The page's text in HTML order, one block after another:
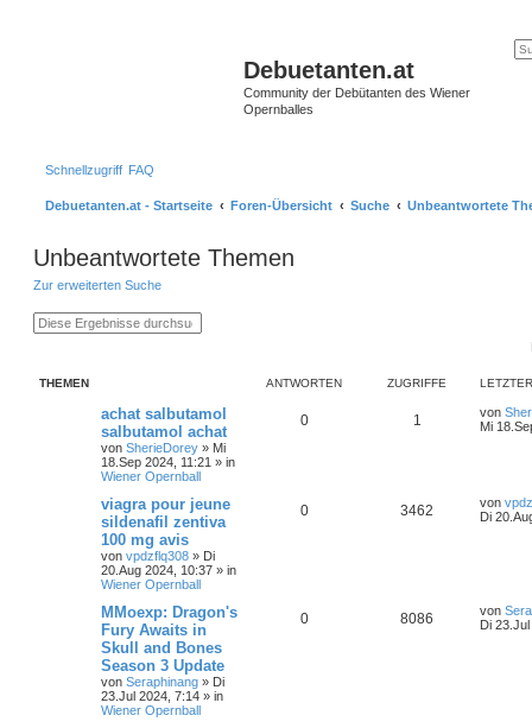
Debuetanten.at
Community der Debütanten des Wiener
Opernballes
Schnellzugriff FAQ
Debuetanten.at - Startseite Foren-Übersicht Suche Unbeantwortete
Unbeantwortete Themen
Zur erweiterten Suche
S
u
E
r
THEMEN ANTWORTEN ZUGRIFFE
achat salbutamol
salbutamol achat
von SherieDorey » Mi
18.Sep 2024, 11:21 » in
Wiener Opernball
0 1 von
Mi
viagra pour jeune
sildenafil zentiva
100 mg avis
von vpdzflq308 » Di
20.Aug 2024, 10:37 » in
Wiener Opernball
0 3462 von
Di
MMoexp: Dragon's
Fury Awaits in
Skull and Bones
Season 3 Update
von Seraphinang » Di
23.Jul 2024, 7:14 » in
Wiener Opernball
0 8086 von
Di